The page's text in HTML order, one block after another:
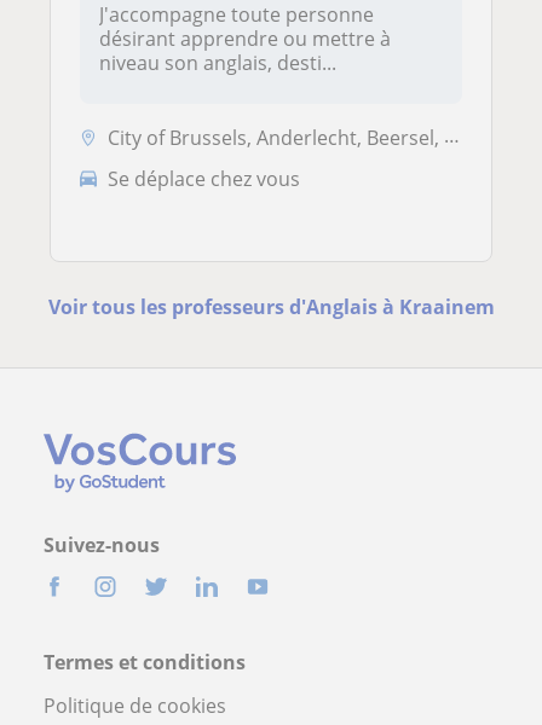
J'accompagne toute personne
désirant apprendre ou mettre à
niveau son anglais, desti...
City of Brussels, Anderlecht, Beersel, Drogenbos, Ixelles, Linkebeek, ...
Se déplace chez vous
Voir tous les professeurs d'Anglais à Kraainem
Suivez-nous
Termes et conditions
Politique de cookies